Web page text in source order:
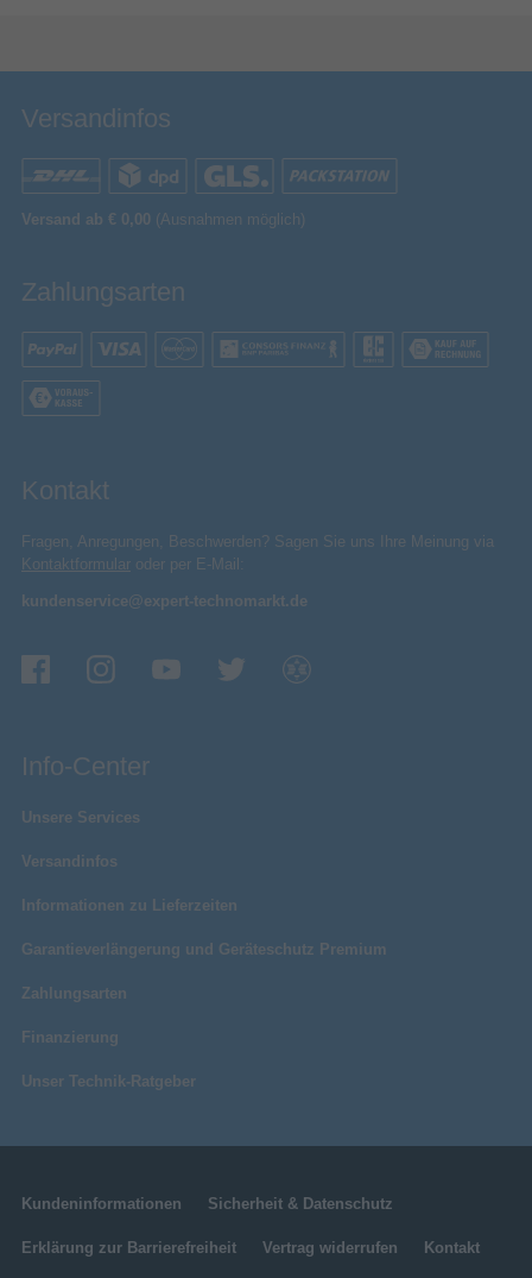
Versandinfos
Versand ab € 0,00 (Ausnahmen möglich)
Zahlungsarten
Kontakt
Fragen, Anregungen, Beschwerden? Sagen Sie uns Ihre Meinung via
Kontaktformular oder per E-Mail:
kundenservice@expert-technomarkt.de
Info-Center
Unsere Services
Versandinfos
Informationen zu Lieferzeiten
Garantieverlängerung und Geräteschutz Premium
Zahlungsarten
Finanzierung
Unser Technik-Ratgeber
Kundeninformationen Sicherheit & Datenschutz
Erklärung zur Barrierefreiheit Vertrag widerrufen Kontakt